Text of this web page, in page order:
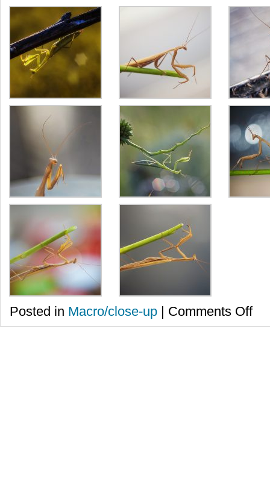
Posted in Macro/close-up | Comments Offon